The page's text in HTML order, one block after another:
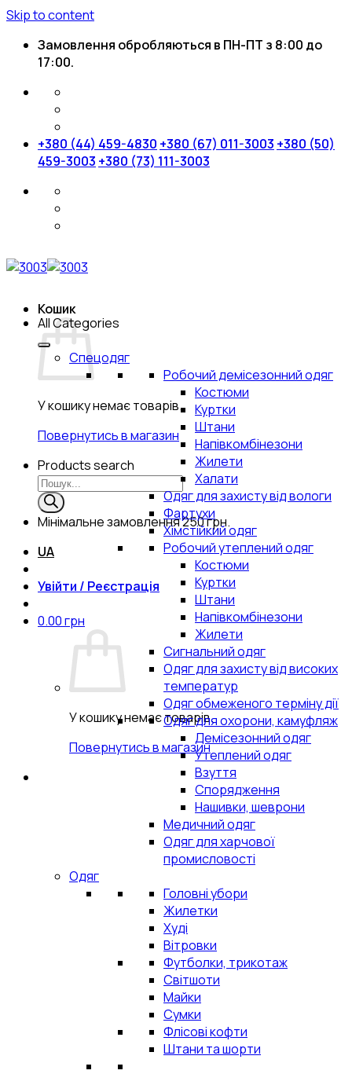
Skip to content
Замовлення обробляються в ПН-ПТ з 8:00 до
17:00.
+380 (44) 459-4830 +380 (67) 011-3003 +380 (50)
459-3003 +380 (73) 111-3003
Кошик
У кошику немає товарів.
Повернутись в магазин
Products search
Мінімальне замовлення250 грн.
UA
Увійти / Реєстрація
0.00грн
У кошику немає товарів.
Повернутись в магазин
All Categories
Спецодяг
Робочий демісезонний одяг
Костюми
Куртки
Штани
Напівкомбінезони
Жилети
Халати
Одяг для захисту від вологи
Фартухи
Хімстійкий одяг
Робочий утеплений одяг
Костюми
Куртки
Штани
Напівкомбінезони
Жилети
Сигнальний одяг
Одяг для захисту від високих
температур
Одяг обмеженого терміну дії
Одяг для охорони, камуфляж
Демісезонний одяг
Утеплений одяг
Взуття
Спорядження
Нашивки, шеврони
Медичний одяг
Одяг для харчової
промисловості
Одяг
Головні убори
Жилетки
Худі
Вітровки
Футболки, трикотаж
Світшоти
Майки
Сумки
Флісові кофти
Штани та шорти